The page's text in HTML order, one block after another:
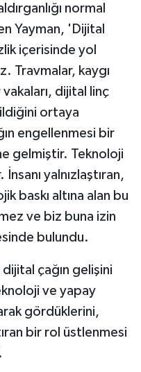
normal
Yayman, 'Dijital
içerisinde yol
Travmalar, kaygı
dijital linç
ortaya
engellenmesi bir
gelmiştir. Teknoloji
İnsanı yalnızlaştıran,
baskı altına alan bu
ve biz buna izin
bulundu.
çağın gelişini
ve yapay
gördüklerini,
bir rol üstlenmesi